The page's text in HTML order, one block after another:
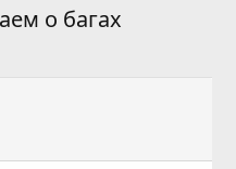
о багах